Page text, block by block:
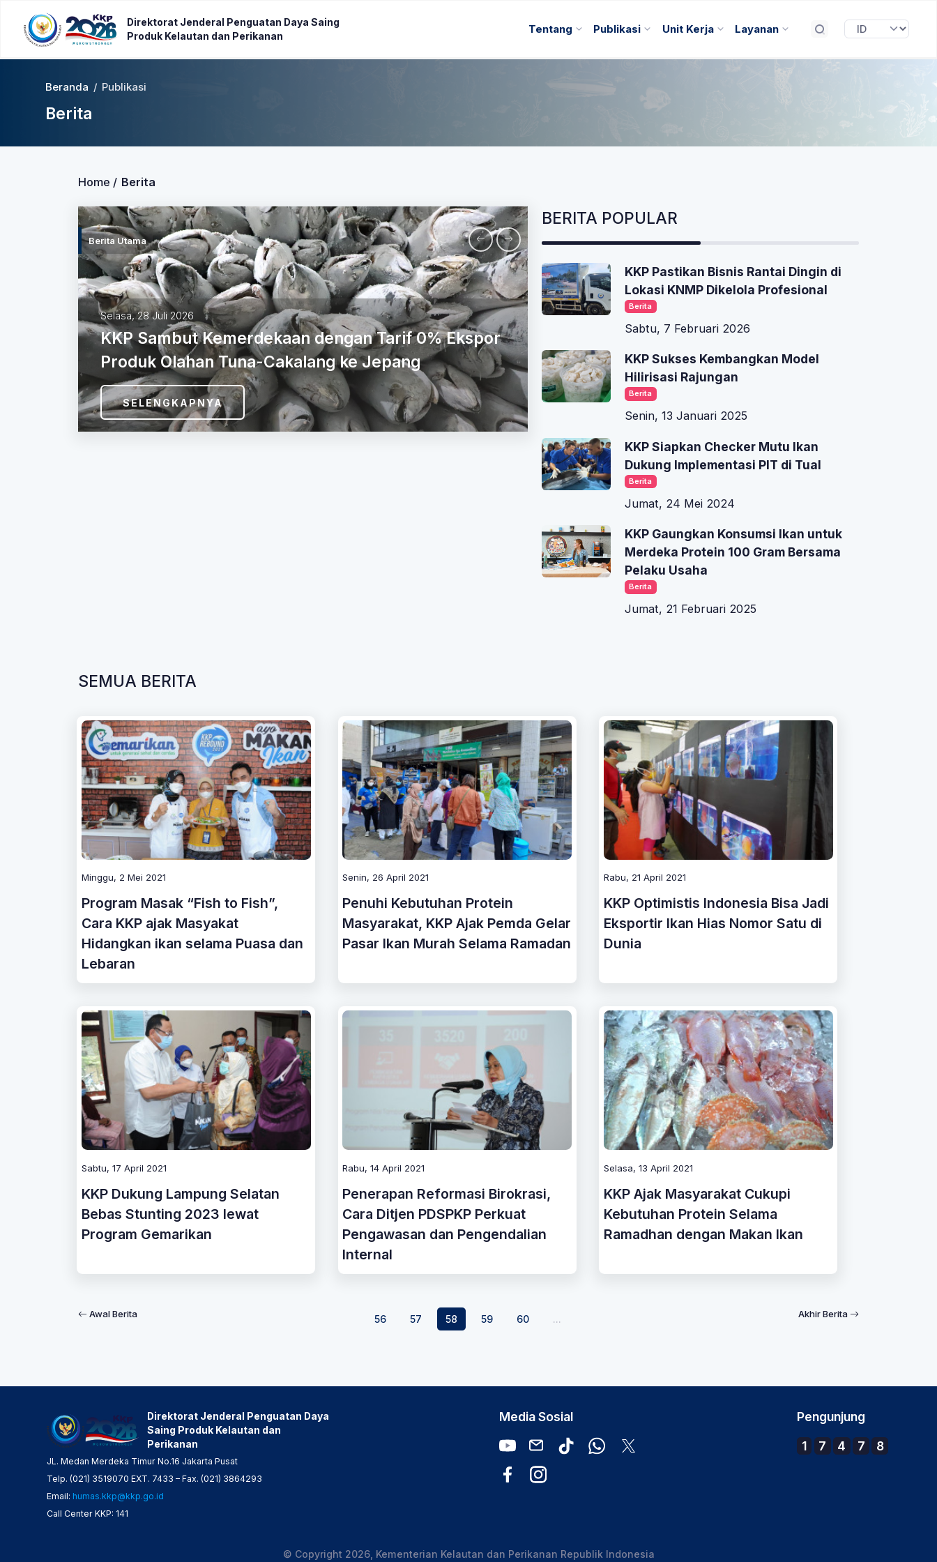
Direktorat Jenderal Penguatan Daya Saing
Produk Kelautan dan Perikanan
Tentang Publikasi Unit Kerja Layanan
Beranda / Publikasi
Berita
Home / Berita
Jumat, 24 Juli 2026
KKP Pamerkan KNMP Lateng ke Delegasi ASEAN-
ID Blue
SELENGKAPNYA
Berita Utama
BERITA POPULAR
KKP Pastikan Bisnis Rantai Dingin di
Lokasi KNMP Dikelola Profesional
Berita
Sabtu, 7 Februari 2026
KKP Sukses Kembangkan Model
Hilirisasi Rajungan
Berita
Senin, 13 Januari 2025
KKP Siapkan Checker Mutu Ikan
Dukung Implementasi PIT di Tual
Berita
Jumat, 24 Mei 2024
KKP Gaungkan Konsumsi Ikan untuk
Merdeka Protein 100 Gram Bersama
Pelaku Usaha
Berita
Jumat, 21 Februari 2025
SEMUA BERITA
Minggu, 2 Mei 2021
Program Masak “Fish to Fish”,
Cara KKP ajak Masyakat
Hidangkan ikan selama Puasa dan
Lebaran
Senin, 26 April 2021
Penuhi Kebutuhan Protein
Masyarakat, KKP Ajak Pemda Gelar
Pasar Ikan Murah Selama Ramadan
Rabu, 21 April 2021
KKP Optimistis Indonesia Bisa Jadi
Eksportir Ikan Hias Nomor Satu di
Dunia
Sabtu, 17 April 2021
KKP Dukung Lampung Selatan
Bebas Stunting 2023 lewat
Program Gemarikan
Rabu, 14 April 2021
Penerapan Reformasi Birokrasi,
Cara Ditjen PDSPKP Perkuat
Pengawasan dan Pengendalian
Internal
Selasa, 13 April 2021
KKP Ajak Masyarakat Cukupi
Kebutuhan Protein Selama
Ramadhan dengan Makan Ikan
Awal Berita 56 57 58 59 60 ... Akhir Berita
Direktorat Jenderal Penguatan Daya
Saing Produk Kelautan dan
Perikanan
JL. Medan Merdeka Timur No.16 Jakarta Pusat
Telp. (021) 3519070 EXT. 7433 – Fax. (021) 3864293
Email: humas.kkp@kkp.go.id
Call Center KKP: 141
Media Sosial Pengunjung
1 7 4 7 8
© Copyright 2026, Kementerian Kelautan dan Perikanan Republik Indonesia